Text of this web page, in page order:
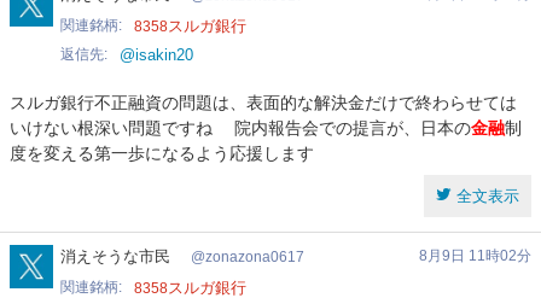
関連銘柄
8358スルガ銀行
返信先 @isakin20
スルガ銀行不正融資の問題は、表面的な解決金だけで終わらせては
いけない根深い問題ですね 院内報告会での提言が、日本の金融制
度を変える第一歩になるよう応援します
全文表示
zonazona0617
消えそうな市民 zonazona0617
8月9日 11時02分
関連銘柄
8358スルガ銀行